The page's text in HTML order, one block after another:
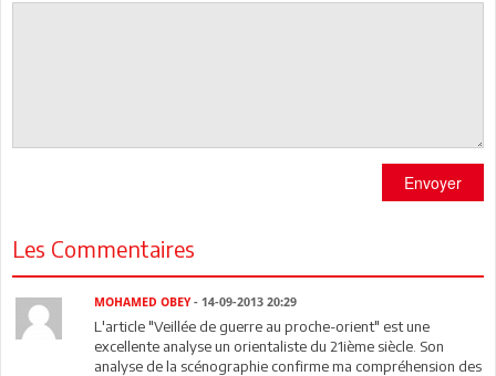
Envoyer
Les Commentaires
MOHAMED OBEY- 14-09-2013 20:29
L'article "Veillée de guerre au proche-orient" est une
excellente analyse un orientaliste du 21ième siècle. Son
analyse de la scénographie confirme ma compréhension des